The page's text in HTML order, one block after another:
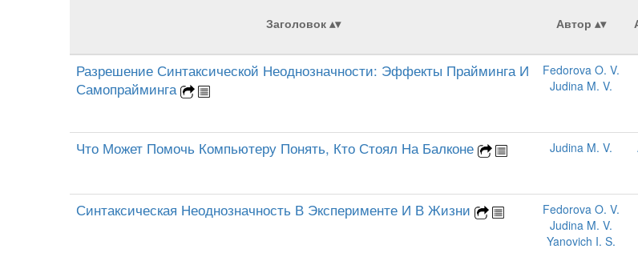
Заголовок Автор
Разрешение Синтаксической Неоднозначности: Эффекты Прайминга И
Самопрайминга
Fedorova O. V.
Judina M. V.
Что Может Помочь Компьютеру Понять, Кто Стоял На Балконе Judina M. V.
Синтаксическая Неоднозначность В Эксперименте И В Жизни
Fedorova O. V.
Judina M. V.
Yanovich I. S.